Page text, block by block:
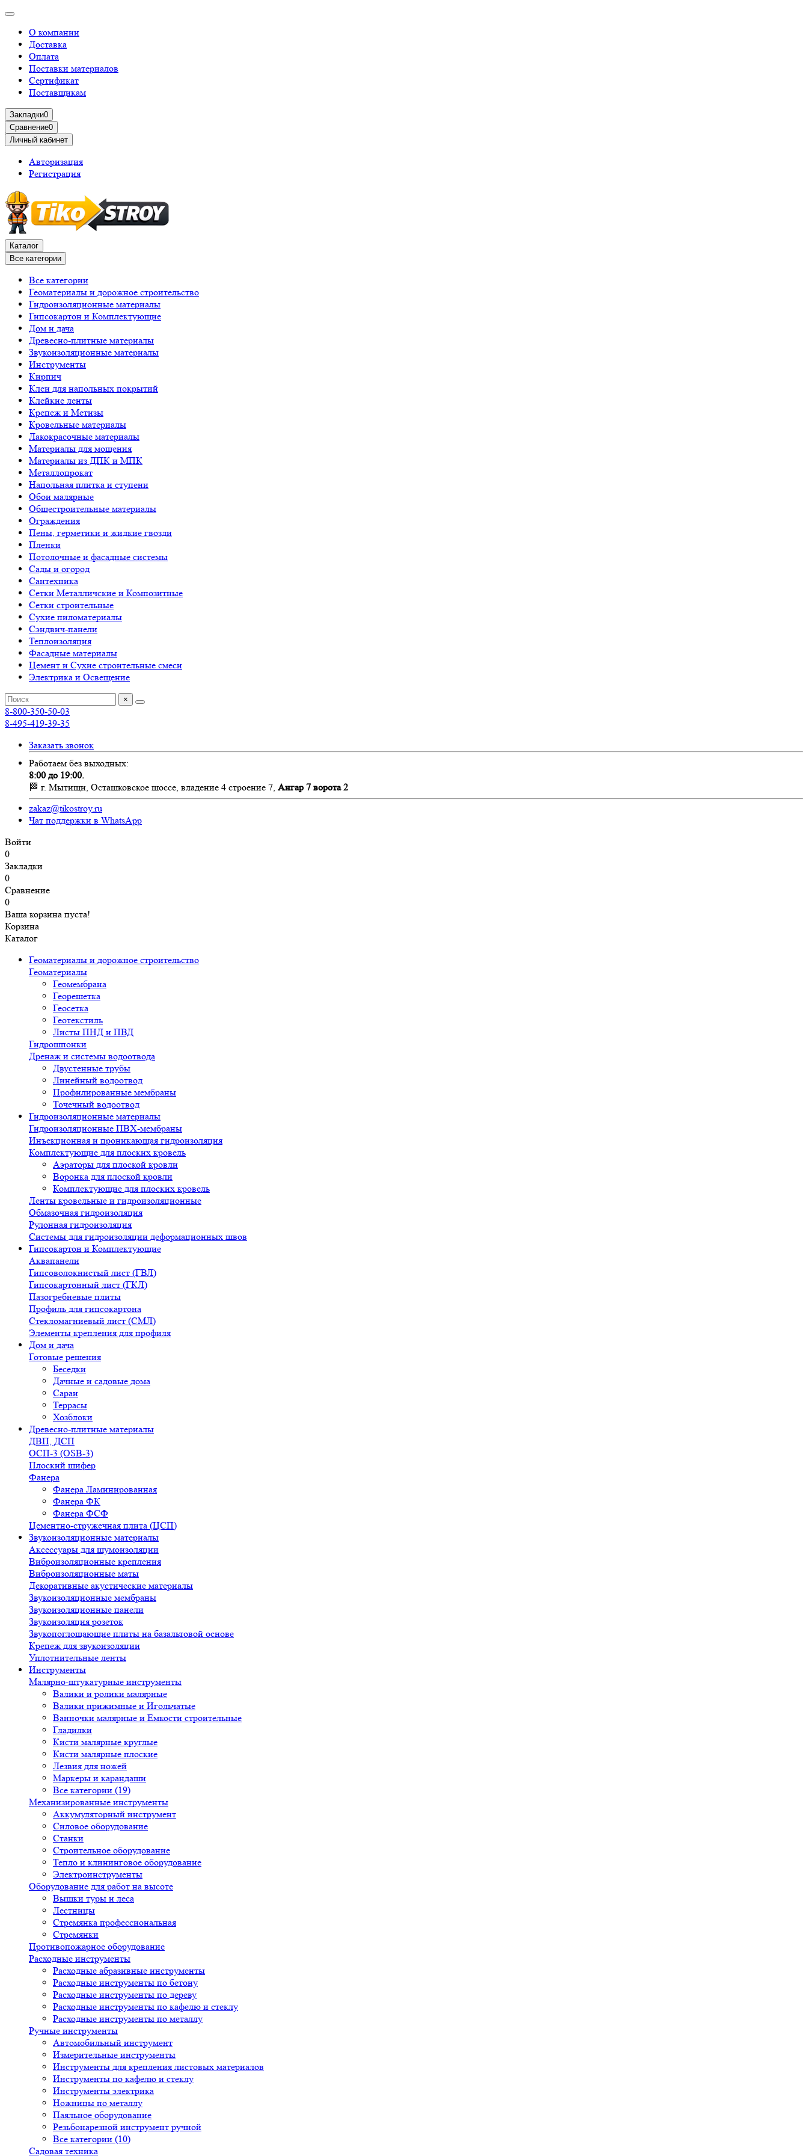
О компании
Доставка
Оплата
Поставки материалов
Сертификат
Поставщикам
Закладки0
Сравнение0
Личный кабинет
Авторизация
Регистрация
Каталог
Все категории
Все категории
Геоматериалы и дорожное строительство
Гидроизоляционные материалы
Гипсокартон и Комплектующие
Дом и дача
Древесно-плитные материалы
Звукоизоляционные материалы
Инструменты
Кирпич
Клеи для напольных покрытий
Клейкие ленты
Крепеж и Метизы
Кровельные материалы
Лакокрасочные материалы
Материалы для мощения
Материалы из ДПК и МПК
Металлопрокат
Напольная плитка и ступени
Обои малярные
Общестроительные материалы
Ограждения
Пены, герметики и жидкие гвозди
Пленки
Потолочные и фасадные системы
Сады и огород
Сантехника
Сетки Металличские и Композитные
Сетки строительные
Сухие пиломатериалы
Сэндвич-панели
Теплоизоляция
Фасадные материалы
Цемент и Сухие строительные смеси
Электрика и Освещение
×
8-800-350-50-03
8-495-419-39-35
Заказать звонок
Работаем без выходных:
8:00 до 19:00.
🏁 г. Мытищи, Осташковское шоссе, владение 4 строение 7, Ангар 7 ворота 2
zakaz@tikostroy.ru
Чат поддержки в WhatsApp
Войти
0
Закладки
0
Сравнение
0
Ваша корзина пуста!
Корзина
Каталог
Геоматериалы и дорожное строительство
Геоматериалы
Геомембрана
Георешетка
Геосетка
Геотекстиль
Листы ПНД и ПВД
Гидрошпонки
Дренаж и системы водоотвода
Двустенные трубы
Линейный водоотвод
Профилированные мембраны
Точечный водоотвод
Гидроизоляционные материалы
Гидроизоляционные ПВХ-мембраны
Инъекционная и проникающая гидроизоляция
Комплектующие для плоских кровель
Аэраторы для плоской кровли
Воронка для плоской кровли
Комплектующие для плоских кровель
Ленты кровельные и гидроизоляционные
Обмазочная гидроизоляция
Рулонная гидроизоляция
Системы для гидроизоляции деформационных швов
Гипсокартон и Комплектующие
Аквапанели
Гипсоволокнистый лист (ГВЛ)
Гипсокартонный лист (ГКЛ)
Пазогребневые плиты
Профиль для гипсокартона
Стекломагниевый лист (СМЛ)
Элементы крепления для профиля
Дом и дача
Готовые решения
Беседки
Дачные и садовые дома
Сараи
Террасы
Хозблоки
Древесно-плитные материалы
ДВП, ДСП
ОСП-3 (OSB-3)
Плоский шифер
Фанера
Фанера Ламинированная
Фанера ФК
Фанера ФСФ
Цементно-стружечная плита (ЦСП)
Звукоизоляционные материалы
Аксессуары для шумоизоляции
Виброизоляционные крепления
Виброизоляционные маты
Декоративные акустические материалы
Звукоизоляционные мембраны
Звукоизоляционные панели
Звукоизоляция розеток
Звукопоглощающие плиты на базальтовой основе
Крепеж для звукоизоляции
Уплотнительные ленты
Инструменты
Малярно-штукатурные инструменты
Валики и ролики малярные
Валики прижимные и Игольчатые
Ванночки малярные и Емкости строительные
Гладилки
Кисти малярные круглые
Кисти малярные плоские
Лезвия для ножей
Маркеры и карандаши
Все категории (19)
Механизированные инструменты
Аккумуляторный инструмент
Силовое оборудование
Станки
Строительное оборудование
Тепло и клининговое оборудование
Электроинструменты
Оборудование для работ на высоте
Вышки туры и леса
Лестницы
Стремянка профессиональная
Стремянки
Противопожарное оборудование
Расходные инструменты
Расходные абразивные инструменты
Расходные инструменты по бетону
Расходные инструменты по дереву
Расходные инструменты по кафелю и стеклу
Расходные инструменты по металлу
Ручные инструменты
Автомобильный инструмент
Измерительные инструменты
Инструменты для крепления листовых материалов
Инструменты по кафелю и стеклу
Инструменты электрика
Ножницы по металлу
Паяльное оборудование
Резьбонарезной инструмент ручной
Все категории (10)
Садовая техника